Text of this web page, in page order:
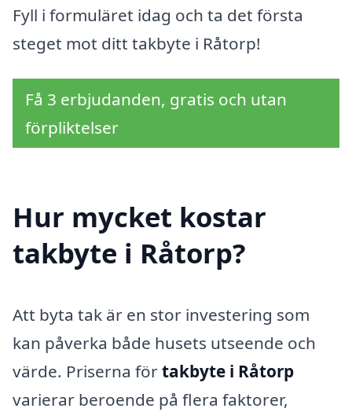
Fyll i formuläret idag och ta det första
steget mot ditt takbyte i Råtorp!
Få 3 erbjudanden, gratis och utan
förpliktelser
Hur mycket kostar
takbyte i Råtorp?
Att byta tak är en stor investering som
kan påverka både husets utseende och
värde. Priserna förtakbyte i Råtorp
varierar beroende på flera faktorer,